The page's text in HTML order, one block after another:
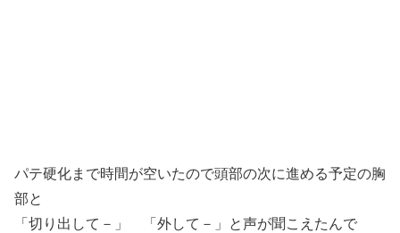
パテ硬化まで時間が空いたので頭部の次に進める予定の胸
部と
「切り出して－」 「外して－」と声が聞こえたんで